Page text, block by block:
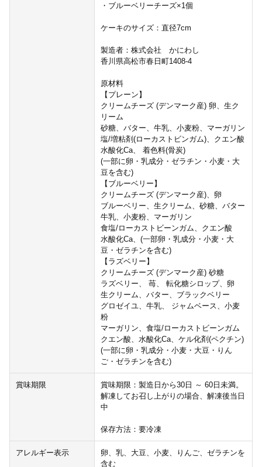
・ブルーベリーチーズ×1個
ケーキのサイズ：直径7cm
製造者：株式会社 かにわし
香川県高松市春日町1408-4
原材料
【プレーン】
クリームチーズ (デンマーク産) 卵、生ク
リーム
砂糖、バター、牛乳、小麦粉、マーガリン
塩/増粘剤(ローカストビンガム)、クエン酸
水酸化Ca、 着色料(骨炭)
(一部に卵・乳成分・ゼラチン・小麦・大
豆を含む)
【ブルーベリー】
クリームチーズ (デンマーク産)、卵
ブルーベリー、生クリーム、砂糖、バター
牛乳、小麦粉、マーガリン
食塩/ローカストビーンガム、クエン酸
水酸化Ca、(一部卵・乳成分・小麦・大
豆・ゼラチンを含む)
【ラズベリー】
クリームチーズ (デンマーク産) 砂糖
ラズベリー、 苺、 転化糖シロップ、卵
生クリーム、バター、ブラックベリー
グロゼイユ、牛乳、 ジャムベース、小麦
粉
マーガリン、食塩/ローカストビーンガム
クエン酸、水酸化Ca、ケル化剤(ペクチン)
(一部に卵・乳成分・小麦・大豆・りん
ご・ゼラチンを含む)
賞味期限
賞味期限：製造日から30日 ～ 60日未満。
解凍してお召し上がりの場合、解凍後当日
中
保存方法：要冷凍
アレルギー表示
卵、乳、大豆、小麦、りんご、ゼラチンを
含む